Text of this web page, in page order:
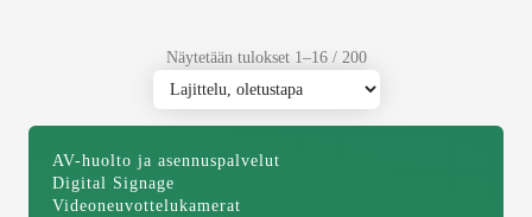
Näytetään tulokset 1–16 / 200
AV-huolto ja asennuspalvelut
Digital Signage
Videoneuvottelukamerat